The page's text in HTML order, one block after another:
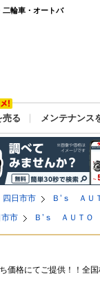
輪車・オートバ
売る メンテナンス
四日市市
Ｂ’ｓ ＡＵ
市市 Ｂ’ｓ ＡＵＴＯ
価格にてご提供！！全